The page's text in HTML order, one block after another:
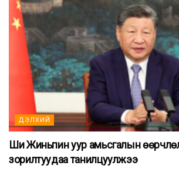
ДЭЛХИЙ
Ши Жиньпин уур амьсгалын
зорилтуудаа танилцуулжээ